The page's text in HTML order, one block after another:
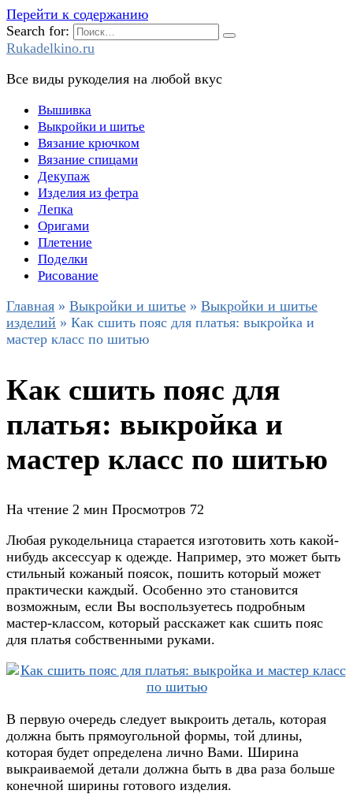
Перейти к содержанию
Search for:
Rukadelkino.ru
Все виды рукоделия на любой вкус
Вышивка
Выкройки и шитье
Вязание крючком
Вязание спицами
Декупаж
Изделия из фетра
Лепка
Оригами
Плетение
Поделки
Рисование
Главная » Выкройки и шитье » Выкройки и шитье
изделий » Как сшить пояс для платья: выкройка и
мастер класс по шитью
Как сшить пояс для
платья: выкройка и
мастер класс по шитью
На чтение 2 мин Просмотров 72
Любая рукодельница старается изготовить хоть какой-
нибудь аксессуар к одежде. Например, это может быть
стильный кожаный поясок, пошить который может
практически каждый. Особенно это становится
возможным, если Вы воспользуетесь подробным
мастер-классом, который расскажет как сшить пояс
для платья собственными руками.
В первую очередь следует выкроить деталь, которая
должна быть прямоугольной формы, той длины,
которая будет определена лично Вами. Ширина
выкраиваемой детали должна быть в два раза больше
конечной ширины готового изделия.